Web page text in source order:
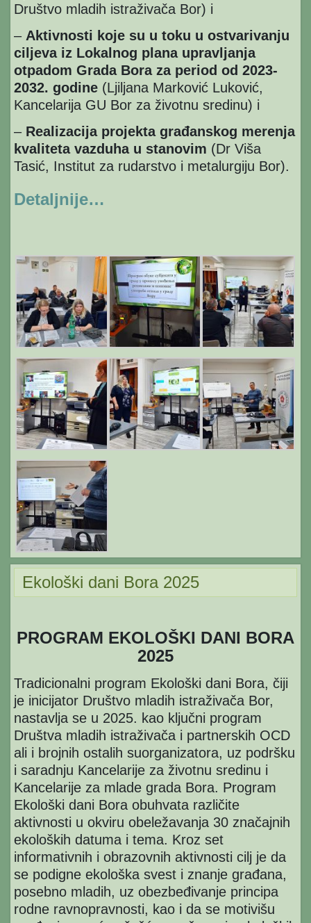
Društvo mladih istraživača Bor) i
– Aktivnosti koje su u toku u ostvarivanju
ciljeva iz Lokalnog plana upravljanja
otpadom Grada Bora za period od 2023-
2032. godine (Ljiljana Marković Luković,
Kancelarija GU Bor za životnu sredinu) i
– Realizacija projekta građanskog merenja
kvaliteta vazduha u stanovim (Dr Viša
Tasić, Institut za rudarstvo i metalurgiju Bor).
Detaljnije…
Ekološki dani Bora 2025
PROGRAM EKOLOŠKI DANI BORA
2025
Tradicionalni program Ekološki dani Bora, čiji
je inicijator Društvo mladih istraživača Bor,
nastavlja se u 2025. kao ključni program
Društva mladih istraživača i partnerskih OCD
ali i brojnih ostalih suorganizatora, uz podršku
i saradnju Kancelarije za životnu sredinu i
Kancelarije za mlade grada Bora. Program
Ekološki dani Bora obuhvata različite
aktivnosti u okviru obeležavanja 30 značajnih
ekoloških datuma i tema. Kroz set
informativnih i obrazovnih aktivnosti cilj je da
se podigne ekološka svest i znanje građana,
posebno mladih, uz obezbeđivanje principa
rodne ravnopravnosti, kao i da se motivišu